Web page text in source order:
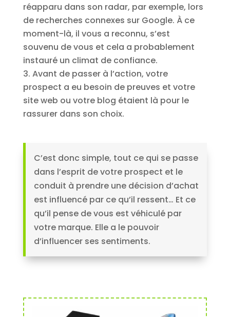
réapparu dans son radar, par exemple, lors
de recherches connexes sur Google. À ce
moment-là, il vous a reconnu, s’est
souvenu de vous et cela a probablement
instauré un climat de confiance.
Avant de passer à l’action, votre
prospect a eu besoin de preuves et votre
site web ou votre blog étaient là pour le
rassurer dans son choix.
C’est donc simple, tout ce qui se passe
dans l’esprit de votre prospect et le
conduit à prendre une décision d’achat
est influencé par ce qu’il ressent… Et ce
qu’il pense de vous est véhiculé par
votre marque. Elle a le pouvoir
d’influencer ses sentiments.